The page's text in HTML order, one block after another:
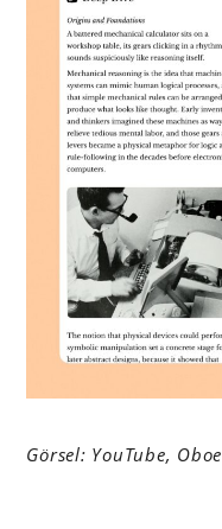
Görsel: YouTube, Oboe